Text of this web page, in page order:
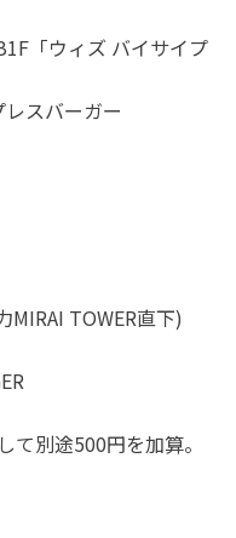
「ウィズ バイサイプ
レスバーガー
MIRAI TOWER直下)
別途500円を加算。